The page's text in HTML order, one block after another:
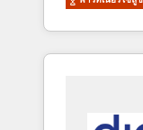
industries.
experts, we
complex
smooth